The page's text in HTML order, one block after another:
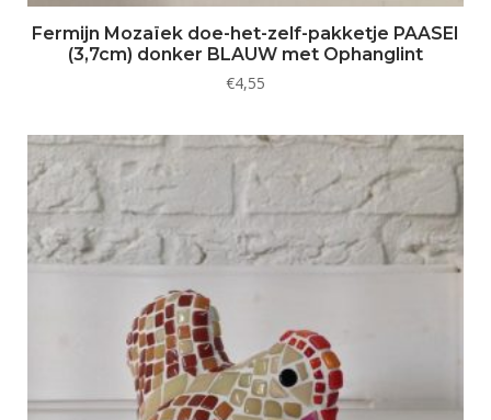
Fermijn Mozaïek doe-het-zelf-pakketje PAASEI
(3,7cm) donker BLAUW met Ophanglint
€4,55